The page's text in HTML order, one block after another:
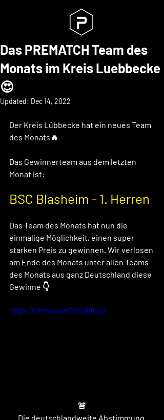
Das PREMATCH Team des
Monats im Kreis Luebbecke
😍
Updated: Dec 14, 2022
Der Kreis Lübbecke hat ein neues Team
des Monats🔥
Das Gewinnerteam aus dem letzten
Monat ist:
BSC Blasheim - 1. Herren
Das Team des Monats hat nun die
einmalige Möglichkeit, einen super
starken Preis zu gewinnen. Wir verlosen
am Ende des Monats unter allen Teams
des Monats aus ganz Deutschland diese
Gewinne 👇
https://vimeo.com/722906535
🚨
Die deutschlandweite Abstimmung